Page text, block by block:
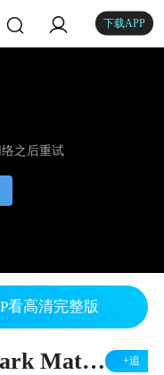
下载APP
之后重试
看高清完整版
黑暗物质第三季His Dark Materials： Season 3 ｜ Official Trailer ｜ HBO +追